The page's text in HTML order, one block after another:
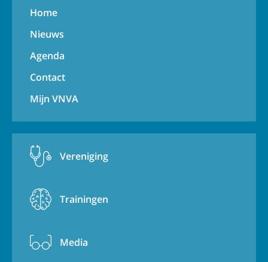
Home
Nieuws
Agenda
Contact
Mijn VNVA
Vereniging
Trainingen
Media